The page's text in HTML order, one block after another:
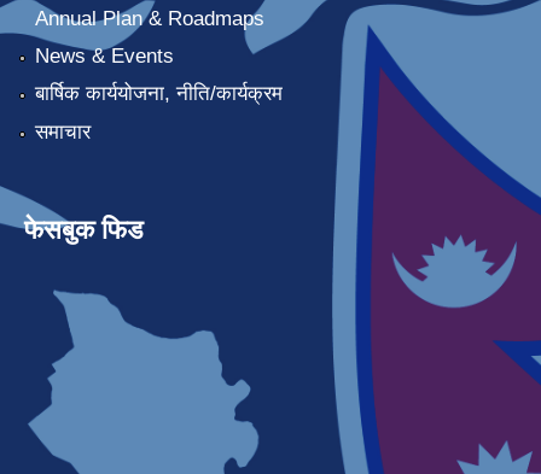
Annual Plan & Roadmaps
News & Events
बार्षिक कार्ययोजना, नीति/कार्यक्रम
समाचार
फेसबुक फिड